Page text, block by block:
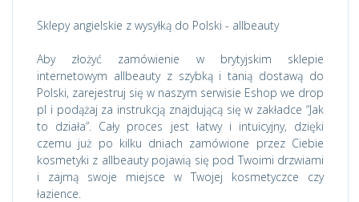
Sklepy angielskie z wysyłką do Polski - allbeauty
Aby złożyć zamówienie w brytyjskim sklepie
internetowym allbeauty z szybką i tanią dostawą do
Polski, zarejestruj się w naszym serwisie Eshop we drop
pl i podążaj za instrukcją znajdującą się w zakładce “Jak
to działa”. Cały proces jest łatwy i intuicyjny, dzięki
czemu już po kilku dniach zamówione przez Ciebie
kosmetyki z allbeauty pojawią się pod Twoimi drzwiami
i zajmą swoje miejsce w Twojej kosmetyczce czy
łazience.